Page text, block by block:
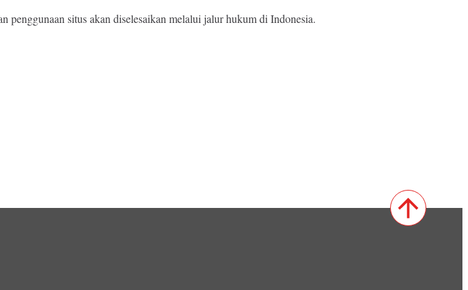
situs akan diselesaikan melalui jalur hukum di Indonesia.